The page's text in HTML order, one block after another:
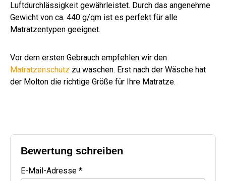
Luftdurchlässigkeit gewährleistet. Durch das angenehme
Gewicht von ca. 440 g/qm ist es perfekt für alle
Matratzentypen geeignet.
Vor dem ersten Gebrauch empfehlen wir den
Matratzenschutz zu waschen. Erst nach der Wäsche hat
der Molton die richtige Größe für Ihre Matratze.
Bewertung schreiben
E-Mail-Adresse *